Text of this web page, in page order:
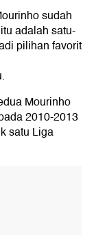
sudah
adalah satu-
pilihan favorit
Mourinho
2010-2013
satu Liga